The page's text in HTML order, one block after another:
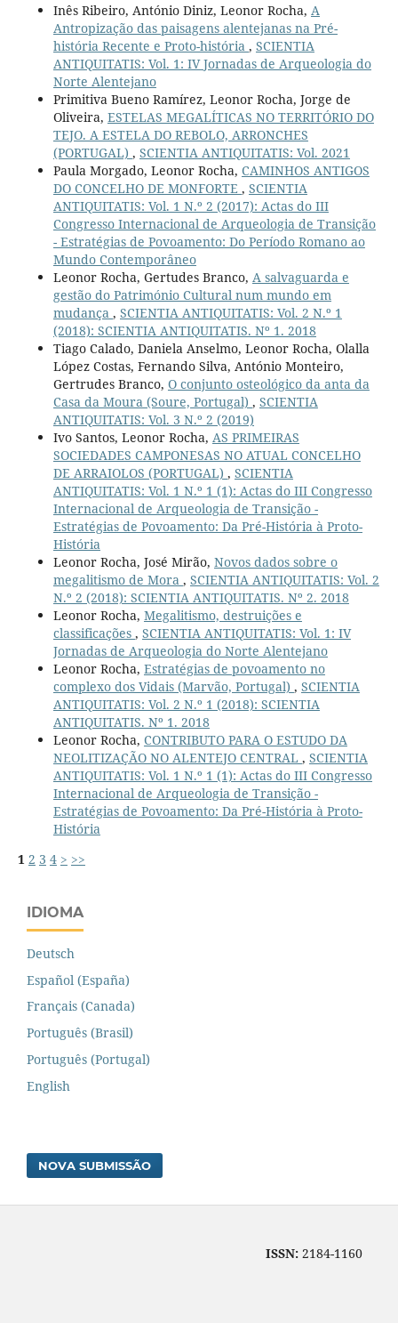
Inês Ribeiro, António Diniz, Leonor Rocha, A
Antropização das paisagens alentejanas na Pré-
história Recente e Proto-história , SCIENTIA
ANTIQUITATIS: Vol. 1: IV Jornadas de Arqueologia do
Norte Alentejano
Primitiva Bueno Ramírez, Leonor Rocha, Jorge de
Oliveira, ESTELAS MEGALÍTICAS NO TERRITÓRIO DO
TEJO. A ESTELA DO REBOLO, ARRONCHES
(PORTUGAL) , SCIENTIA ANTIQUITATIS: Vol. 2021
Paula Morgado, Leonor Rocha, CAMINHOS ANTIGOS
DO CONCELHO DE MONFORTE , SCIENTIA
ANTIQUITATIS: Vol. 1 N.º 2 (2017): Actas do III
Congresso Internacional de Arqueologia de Transição
- Estratégias de Povoamento: Do Período Romano ao
Mundo Contemporâneo
Leonor Rocha, Gertudes Branco, A salvaguarda e
gestão do Património Cultural num mundo em
mudança , SCIENTIA ANTIQUITATIS: Vol. 2 N.º 1
(2018): SCIENTIA ANTIQUITATIS. Nº 1. 2018
Tiago Calado, Daniela Anselmo, Leonor Rocha, Olalla
López Costas, Fernando Silva, António Monteiro,
Gertrudes Branco, O conjunto osteológico da anta da
Casa da Moura (Soure, Portugal) , SCIENTIA
ANTIQUITATIS: Vol. 3 N.º 2 (2019)
Ivo Santos, Leonor Rocha, AS PRIMEIRAS
SOCIEDADES CAMPONESAS NO ATUAL CONCELHO
DE ARRAIOLOS (PORTUGAL) , SCIENTIA
ANTIQUITATIS: Vol. 1 N.º 1 (1): Actas do III Congresso
Internacional de Arqueologia de Transição -
Estratégias de Povoamento: Da Pré-História à Proto-
História
Leonor Rocha, José Mirão, Novos dados sobre o
megalitismo de Mora , SCIENTIA ANTIQUITATIS: Vol. 2
N.º 2 (2018): SCIENTIA ANTIQUITATIS. Nº 2. 2018
Leonor Rocha, Megalitismo, destruições e
classificações , SCIENTIA ANTIQUITATIS: Vol. 1: IV
Jornadas de Arqueologia do Norte Alentejano
Leonor Rocha, Estratégias de povoamento no
complexo dos Vidais (Marvão, Portugal) , SCIENTIA
ANTIQUITATIS: Vol. 2 N.º 1 (2018): SCIENTIA
ANTIQUITATIS. Nº 1. 2018
Leonor Rocha, CONTRIBUTO PARA O ESTUDO DA
NEOLITIZAÇÃO NO ALENTEJO CENTRAL , SCIENTIA
ANTIQUITATIS: Vol. 1 N.º 1 (1): Actas do III Congresso
Internacional de Arqueologia de Transição -
Estratégias de Povoamento: Da Pré-História à Proto-
História
1 2 3 4 > >>
IDIOMA
Deutsch
Español (España)
Français (Canada)
Português (Brasil)
Português (Portugal)
English
NOVA SUBMISSÃO
ISSN: 2184-1160